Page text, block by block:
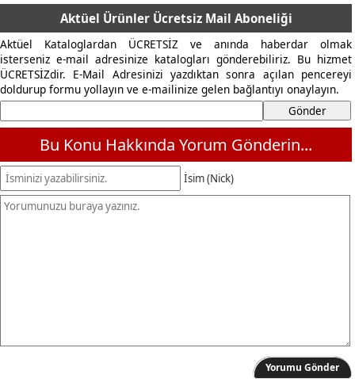
Aktüel Ürünler Ücretsiz Mail Aboneliği
Aktüel Kataloglardan ÜCRETSİZ ve anında haberdar olmak
isterseniz e-mail adresinize katalogları gönderebiliriz. Bu hizmet
ÜCRETSİZdir. E-Mail Adresinizi yazdıktan sonra açılan pencereyi
doldurup formu yollayın ve e-mailinize gelen bağlantıyı onaylayın.
Bu Konu Hakkında Yorum Gönderin...
İsim (Nick)
Yorumu Gönder